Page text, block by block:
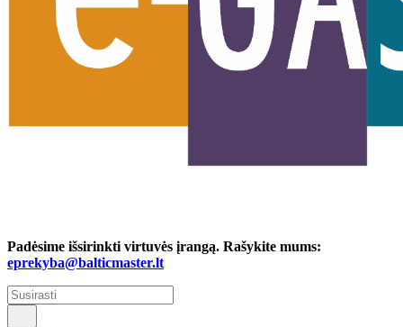
Padėsime išsirinkti virtuvės įrangą. Rašykite mums:
eprekyba@balticmaster.lt